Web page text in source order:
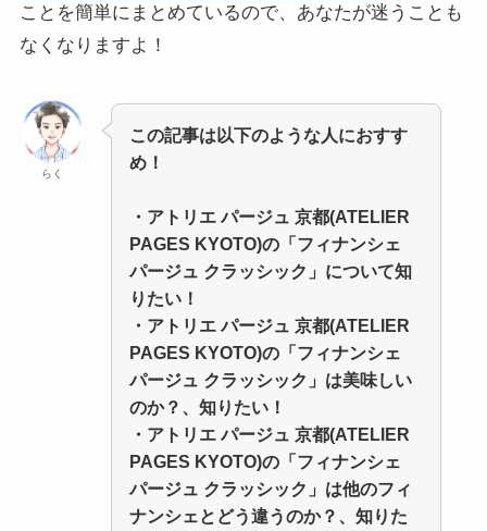
ことを簡単にまとめているので、あなたが迷うことも
なくなりますよ！
らく
この記事は以下のような人におすす
め！
・アトリエ パージュ 京都(ATELIER
PAGES KYOTO)の「フィナンシェ
パージュ クラッシック」について知
りたい！
・ アトリエ パージュ 京都(ATELIER
PAGES KYOTO)の「フィナンシェ
パージュ クラッシック」 は美味しい
のか？、知りたい！
・ アトリエ パージュ 京都(ATELIER
PAGES KYOTO)の「フィナンシェ
パージュ クラッシック」 は他のフィ
ナンシェとどう違うのか？、知りた